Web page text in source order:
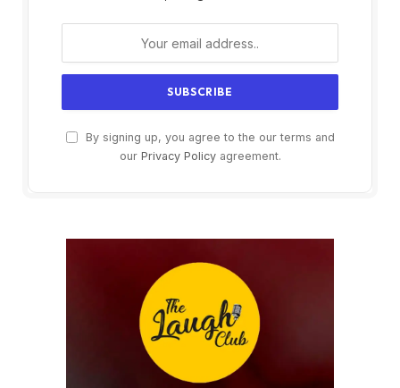
By signing up, you agree to the our terms and
our Privacy Policyagreement.